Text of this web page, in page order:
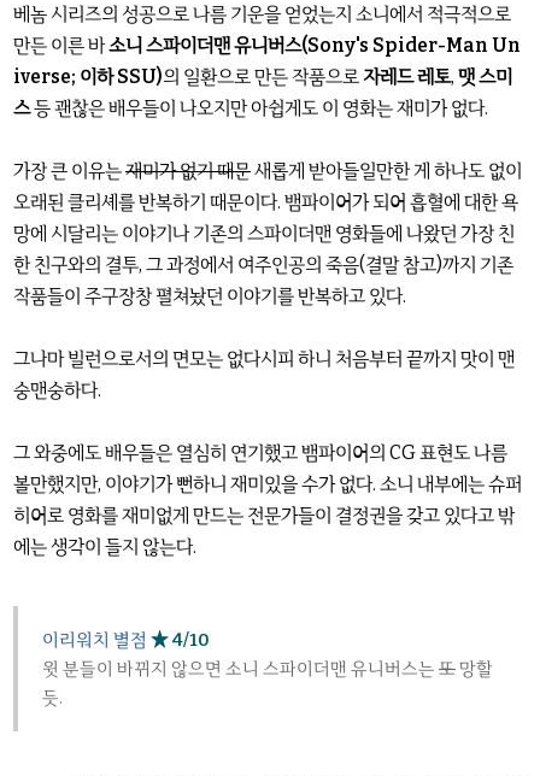
베놈 시리즈의 성공으로 나름 기운을 얻었는지 소니에서 적극적으로
만든 이른 바소니 스파이더맨 유니버스(Sony's Spider-Man Un
iverse; 이하 SSU)의 일환으로 만든 작품으로자레드 레토, 맷 스미
스등 괜찮은 배우들이 나오지만 아쉽게도 이 영화는 재미가 없다.
가장 큰 이유는재미가 없기 때문새롭게 받아들일만한 게 하나도 없이
오래된 클리셰를 반복하기 때문이다. 뱀파이어가 되어 흡혈에 대한 욕
망에 시달리는 이야기나 기존의 스파이더맨 영화들에 나왔던 가장 친
한 친구와의 결투, 그 과정에서 여주인공의 죽음(결말 참고)까지 기존
작품들이 주구장창 펼쳐놨던 이야기를 반복하고 있다.
그나마 빌런으로서의 면모는 없다시피 하니 처음부터 끝까지 맛이 맨
숭맨숭하다.
그 와중에도 배우들은 열심히 연기했고 뱀파이어의 CG 표현도 나름
볼만했지만, 이야기가 뻔하니 재미있을 수가 없다. 소니 내부에는 슈퍼
히어로 영화를 재미없게 만드는 전문가들이 결정권을 갖고 있다고 밖
에는 생각이 들지 않는다.
이리워치 별점 ★ 4/10
윗 분들이 바뀌지 않으면 소니 스파이더맨 유니버스는 또망할
듯.